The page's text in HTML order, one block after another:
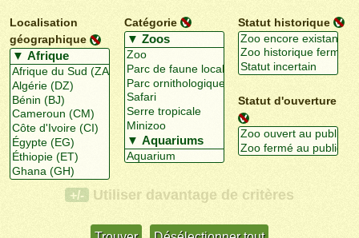
Localisation
géographique
Catégorie Statut historique
Statut d'ouverture
+/- Utiliser davantage de critères